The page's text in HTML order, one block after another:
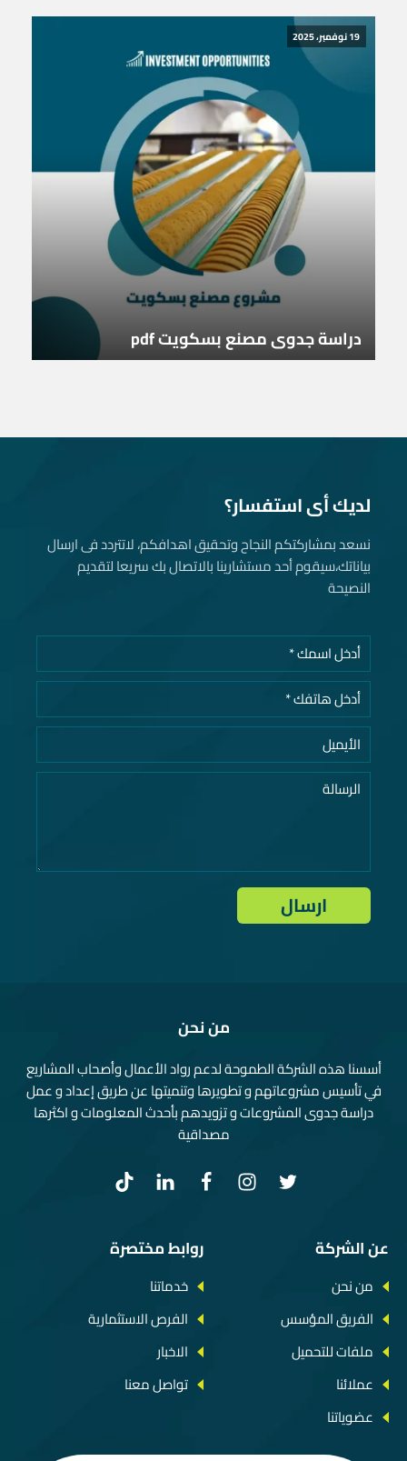
19 نوفمبر، 2025
دراسة جدوى مصنع بسكويت pdf
لديك أى استفسار؟
نسعد بمشاركتكم النجاح وتحقيق اهدافكم، لاتتردد فى ارسال
بياناتك، سيقوم أحد مستشارينا بالاتصال بك سريعا لتقديم
النصيحة
من نحن
أسسنا هذه الشركة الطموحة لدعم رواد الأعمال وأصحاب المشاريع
في تأسيس مشروعاتهم و تطويرها وتنميتها عن طريق إعداد و عمل
دراسة جدوى المشروعات و تزويدهم بأحدث المعلومات و اكثرها
مصداقية
عن الشركة
من نحن
الفريق المؤسس
ملفات للتحميل
عملائنا
عضوياتنا
روابط مختصرة
خدماتنا
الفرص الاستثمارية
الاخبار
تواصل معنا